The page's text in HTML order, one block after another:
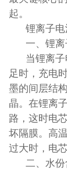
起。
锂离子电
一、锂
当锂离
足时，充电
墨的间层结
晶。在锂离
路，这时电
坏隔膜。高
过大时，电
二、水